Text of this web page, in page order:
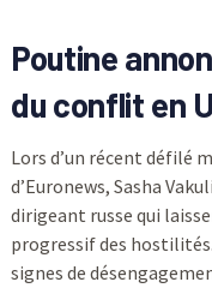
Poutine
du conflit en
Lors d’un récent défilé
d’Euronews, Sasha
dirigeant russe qui
progressif des
signes de